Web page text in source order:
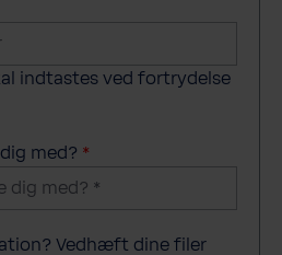
indtastes ved fortrydelse
med? *
Vedhæft dine filer